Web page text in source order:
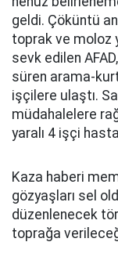
geldi. Çöküntü
toprak ve moloz
sevk edilen
süren arama-
işçilere ulaştı.
müdahalelere
yaralı 4 işçi
Kaza haberi
gözyaşları sel
düzenlenecek
toprağa